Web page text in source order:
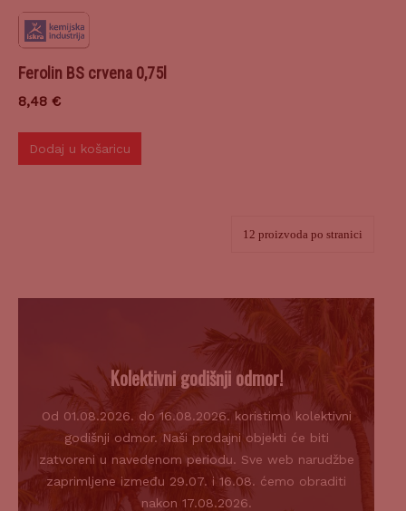
Ferolin BS crvena 0,75l
8,48 €
Dodaj u košaricu
Kolektivni godišnji odmor!
Od 01.08.2026. do 16.08.2026. koristimo kolektivni
godišnji odmor. Naši prodajni objekti će biti
zatvoreni u navedenom periodu. Sve web narudžbe
zaprimljene između 29.07. i 16.08. ćemo obraditi
nakon 17.08.2026.